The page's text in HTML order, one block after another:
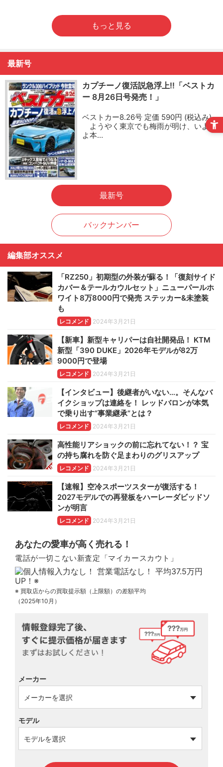
もっと見る
最新号
カプチーノ復活説急浮上!!「ベストカ
ー 8月26日号発売！」
ベストカー8.26号 定価 590円 (税込み)
ようやく東京でも梅雨が明け、いよい
よ本…
最新号
バックナンバー
編集部オススメ
「RZ250」初期型の外装が蘇る！「復刻サイド
カバー＆テールカウルセット」ニューパールホ
ワイト8万8000円で発売 ステッカー&未塗装
も
レコメンド 2024年3月21日
【新車】新型キャリパーは自社開発品！ KTM
新型「390 DUKE」2026年モデルが82万
9000円で登場
レコメンド 2024年3月21日
【インタビュー】後継者がいない…。そんなバ
イクショップは連絡を！ レッドバロンが本気
で乗り出す“事業継承”とは？
レコメンド 2024年3月21日
高性能リアショックの前に忘れてない！？ 宝
の持ち腐れを防ぐ足まわりのグリスアップ
レコメンド 2024年3月21日
【速報】空冷スポーツスターが復活する！
2027モデルでの再登板をハーレーダビッドソ
ンが明言
レコメンド 2024年3月21日
あなたの愛車が高く売れる！
電話が一切こない新査定「マイカースカウト」
※ 買取店からの買取提示額（上限額）の差額平均
（2025年10月）
メーカー
モデル